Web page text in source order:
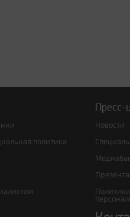
политика
Пресс-
Новости